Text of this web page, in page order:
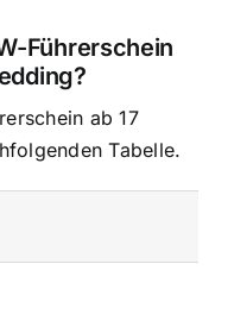
Führerschein
ab 17
Tabelle.